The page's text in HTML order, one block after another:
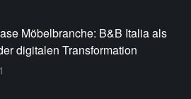
Möbelbranche: B&B Italia als
digitalen Transformation